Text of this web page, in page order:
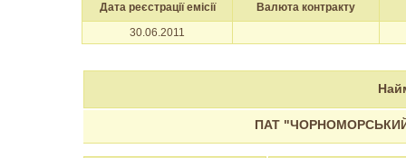
Дата реєстрації емісії
Валюта контракту
30.06.2011
ПАТ